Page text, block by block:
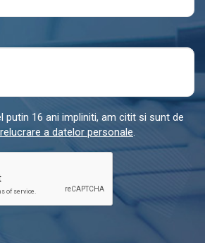
putin 16 ani impliniti, am citit si sunt de
a datelor personale.